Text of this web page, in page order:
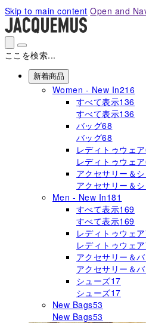
Please
note:
This
website
includes
accessibility
Skip to main content Open and
ここを検索...
新着商品
Women - New In216
すべて表示136
すべて表示136
バッグ68
バッグ68
レディトゥウェア
レディトゥウェア
アクセサリー＆
アクセサリー＆
Men - New In181
すべて表示169
すべて表示169
レディトゥウェア
レディトゥウェア
アクセサリー＆
アクセサリー＆
シューズ17
シューズ17
New Bags53
New Bags53